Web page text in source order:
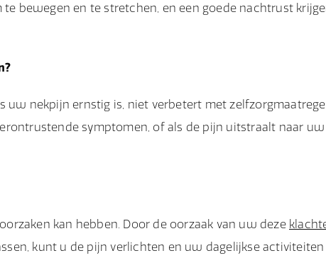
bewegen en te stretchen, en een goede nachtrust
uw nekpijn ernstig is, niet verbetert met
symptomen, of als de pijn uitstraalt naar uw
kan hebben. Door de oorzaak van uw deze
kunt u de pijn verlichten en uw dagelijkse activiteiten